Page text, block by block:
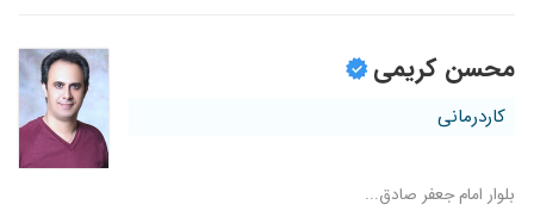
محسن کریمی
کاردرمانی
بلوار امام جعفر صادق...